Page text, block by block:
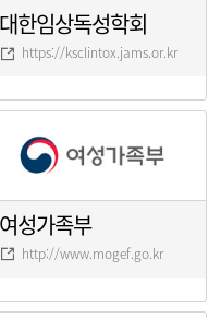
대한임상독성학회
https://ksclintox.jams.or.kr
여성가족부
http://www.mogef.go.kr